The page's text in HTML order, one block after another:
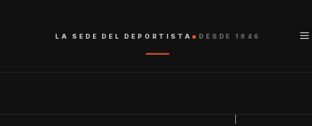
LA SEDE DEL DEPORTISTA • DESDE 1946